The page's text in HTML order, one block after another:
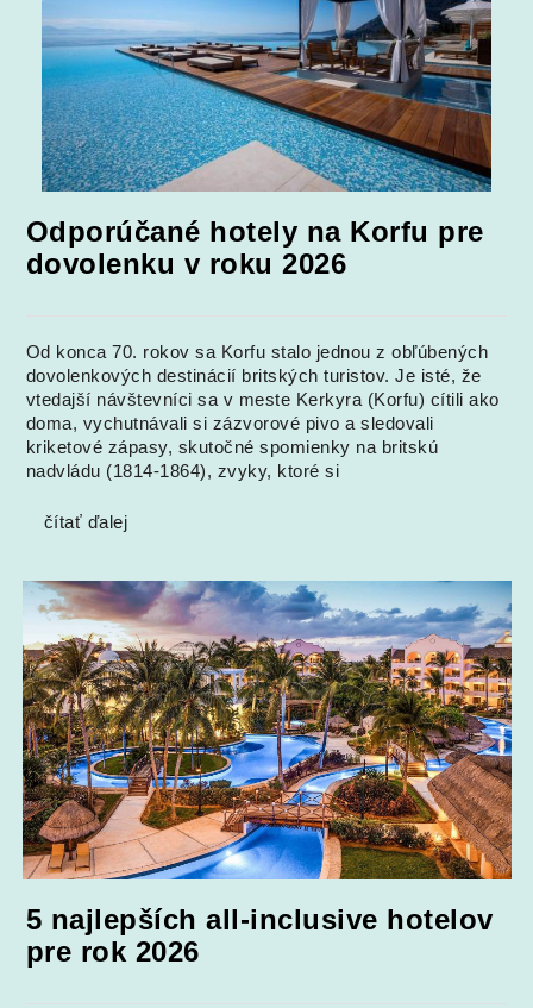
Odporúčané hotely na Korfu pre
dovolenku v roku 2026
Od konca 70. rokov sa Korfu stalo jednou z obľúbených
dovolenkových destinácií britských turistov. Je isté, že
vtedajší návštevníci sa v meste Kerkyra (Korfu) cítili ako
doma, vychutnávali si zázvorové pivo a sledovali
kriketové zápasy, skutočné spomienky na britskú
nadvládu (1814-1864), zvyky, ktoré si
čítať ďalej
5 najlepších all-inclusive hotelov
pre rok 2026